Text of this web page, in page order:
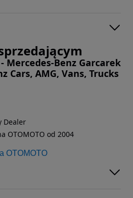
Mercedes-Benz Garcarek
Cars, AMG, Vans, Trucks
Dealer
OTOMOTO od 2004
OTOMOTO